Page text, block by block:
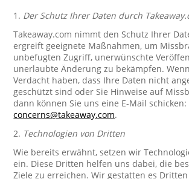
1. Der Schutz Ihrer Daten durch
Takeaway.com nimmt den Schutz Ihrer
ergreift geeignete Maßnahmen, um
unbefugten Zugriff, unerwünschte
unerlaubte Änderung zu bekämpfen.
Verdacht haben, dass Ihre Daten nicht
geschützt sind oder Sie Hinweise auf
dann können Sie uns eine E-Mail schicken:
concerns@takeaway.com.
2. Technologien von Dritten
Wie bereits erwähnt, setzen wir
ein. Diese Dritten helfen uns dabei, die
Ziele zu erreichen. Wir gestatten es